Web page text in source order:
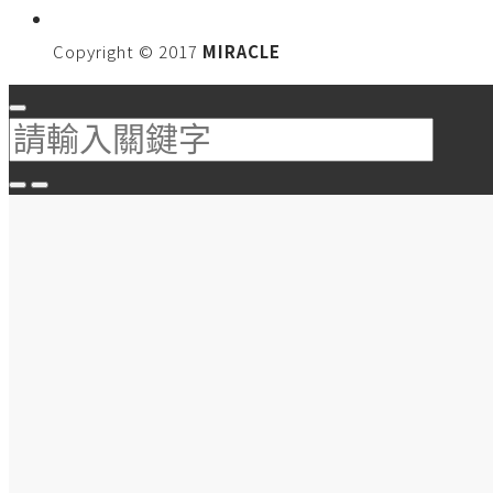
Copyright © 2017 MIRACLE